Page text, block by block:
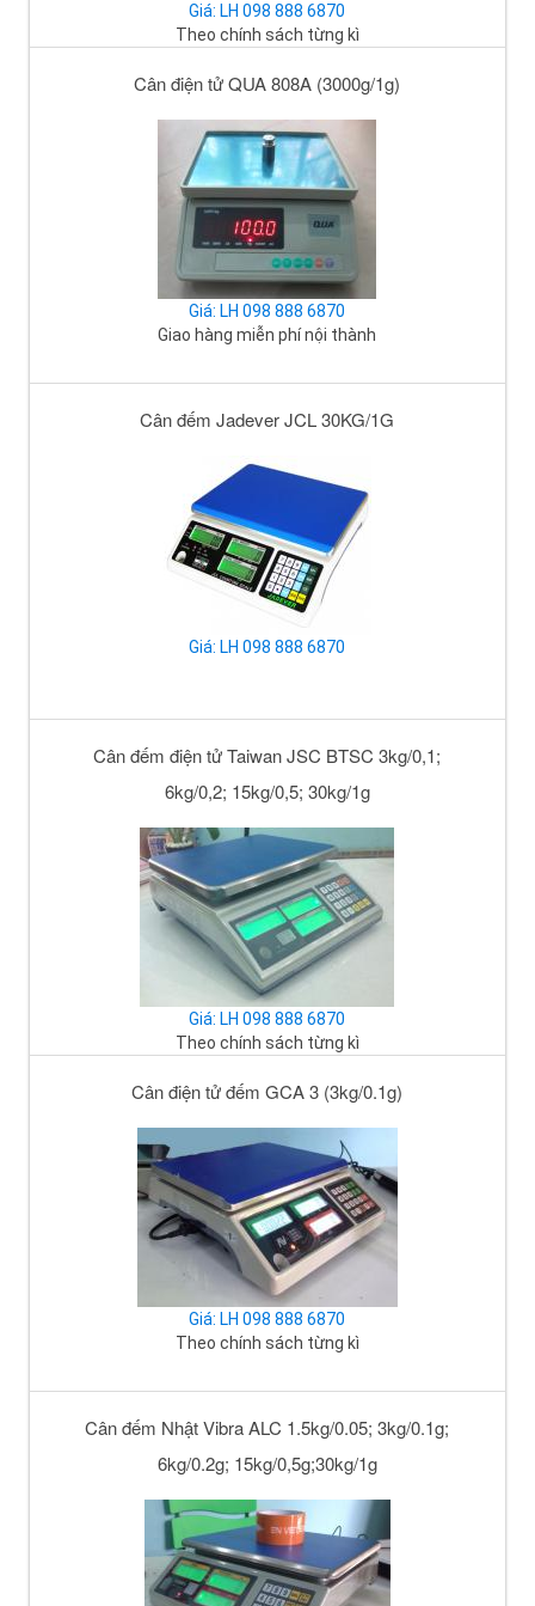
Giá: LH 098 888 6870
Theo chính sách từng kì
Cân điện tử QUA 808A (3000g/1g)
Giá: LH 098 888 6870
Giao hàng miễn phí nội thành
Cân đếm Jadever JCL 30KG/1G
Giá: LH 098 888 6870
Cân đếm điện tử Taiwan JSC BTSC 3kg/0,1;
6kg/0,2; 15kg/0,5; 30kg/1g
Giá: LH 098 888 6870
Theo chính sách từng kì
Cân điện tử đếm GCA 3 (3kg/0.1g)
Giá: LH 098 888 6870
Theo chính sách từng kì
Cân đếm Nhật Vibra ALC 1.5kg/0.05; 3kg/0.1g;
6kg/0.2g; 15kg/0,5g;30kg/1g